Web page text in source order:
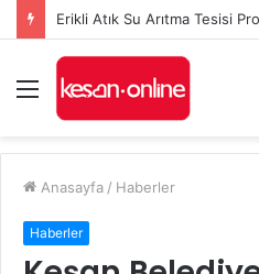
Menü
Anasayfa / Haberler
Haberler